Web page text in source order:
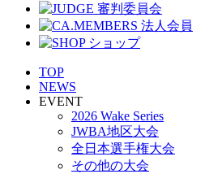
TOP
NEWS
EVENT
2026 Wake Series
JWBA地区大会
全日本選手権大会
その他の大会